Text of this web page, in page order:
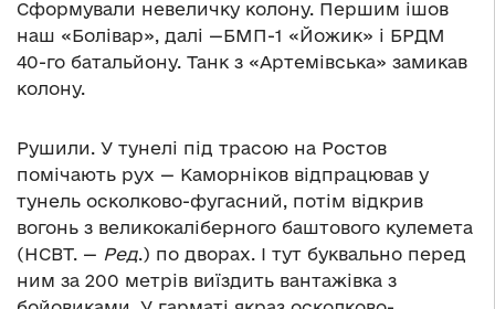
Сформували невеличку колону. Першим ішов
наш «Болівар», далі —БМП-1 «Йожик» і БРДМ
40-го батальйону. Танк з «Артемівська» замикав
колону.
Рушили. У тунелі під трасою на Ростов
помічають рух — Каморніков відпрацював у
тунель осколково-фугасний, потім відкрив
вогонь з великокаліберного баштового кулемета
(НСВТ. — Ред.) по дворах. І тут буквально перед
ним за 200 метрів виїздить вантажівка з